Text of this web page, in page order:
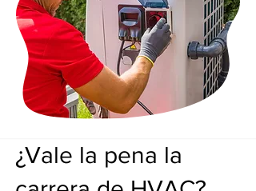
¿Vale la pena la